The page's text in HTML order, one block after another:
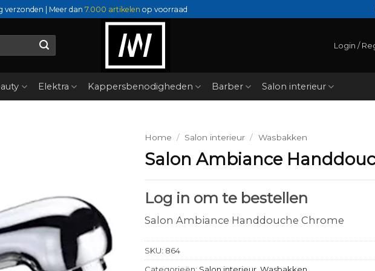
verzonden | Meer dan 7.000 artikelen op voorraad
Login /
Elektra Kappersbenodigheden Barber Salon interieur
Home / Salon interieur / Wasbakken
Salon Ambiance
Log in om te bestellen
Salon Ambiance Handdouche Chrome
SKU: 864